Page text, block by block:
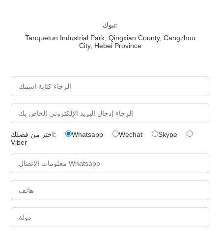
تبوك:
Tanquetun Industrial Park, Qingxian County, Cangzhou
City, Hebei Province
اختر من فضلك: Whatsapp Wechat
Skype
Viber